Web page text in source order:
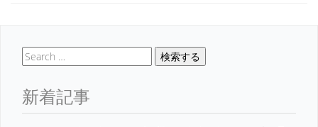
検索する
新着記事